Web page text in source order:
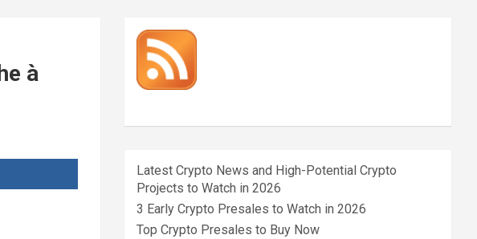
à
Latest Crypto News and High-Potential Crypto
Projects to Watch in 2026
3 Early Crypto Presales to Watch in 2026
Top Crypto Presales to Buy Now